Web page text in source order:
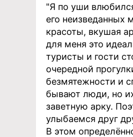
"Я по уши
его неизведанных
красоты, вкушая
для меня это
туристы и гости
очередной
безмятежности и
бывают люди, но
заветную арку.
улыбаемся друг
В этом